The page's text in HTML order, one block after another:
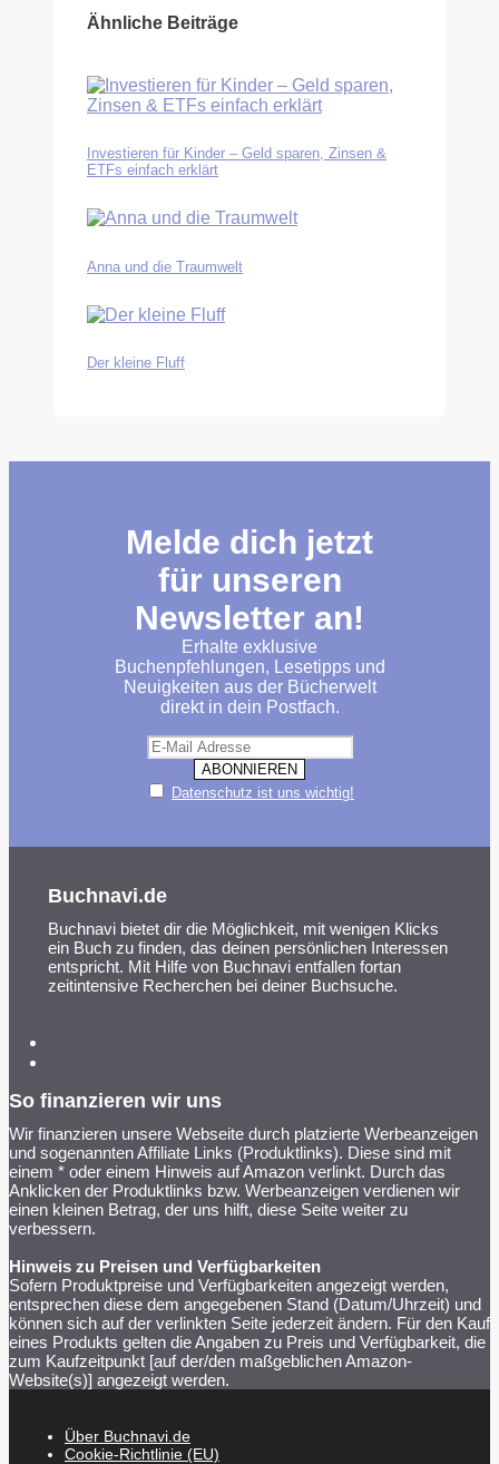
Ähnliche Beiträge
Investieren für Kinder – Geld sparen, Zinsen &
ETFs einfach erklärt
Anna und die Traumwelt
Der kleine Fluff
Melde dich jetzt
für unseren
Newsletter an!
Erhalte exklusive
Buchenpfehlungen, Lesetipps und
Neuigkeiten aus der Bücherwelt
direkt in dein Postfach.
Datenschutz ist uns wichtig!
Buchnavi.de
Buchnavi bietet dir die Möglichkeit, mit wenigen Klicks
ein Buch zu finden, das deinen persönlichen Interessen
entspricht. Mit Hilfe von Buchnavi entfallen fortan
zeitintensive Recherchen bei deiner Buchsuche.
So finanzieren wir uns
Wir finanzieren unsere Webseite durch platzierte Werbeanzeigen
und sogenannten Affiliate Links (Produktlinks). Diese sind mit
einem * oder einem Hinweis auf Amazon verlinkt. Durch das
Anklicken der Produktlinks bzw. Werbeanzeigen verdienen wir
einen kleinen Betrag, der uns hilft, diese Seite weiter zu
verbessern.
Hinweis zu Preisen und Verfügbarkeiten
Sofern Produktpreise und Verfügbarkeiten angezeigt werden,
entsprechen diese dem angegebenen Stand (Datum/Uhrzeit) und
können sich auf der verlinkten Seite jederzeit ändern. Für den Kauf
eines Produkts gelten die Angaben zu Preis und Verfügbarkeit, die
zum Kaufzeitpunkt [auf der/den maßgeblichen Amazon-
Website(s)] angezeigt werden.
Über Buchnavi.de
Cookie-Richtlinie (EU)